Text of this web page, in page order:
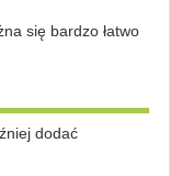
się bardzo łatwo
dodać